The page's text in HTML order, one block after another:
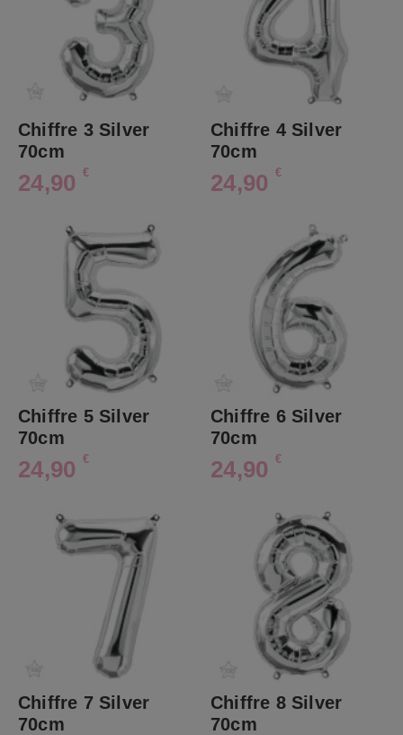
Chiffre 3 Silver
70cm
24,90 €
Chiffre 4 Silver
70cm
24,90 €
Chiffre 5 Silver
70cm
24,90 €
Chiffre 6 Silver
70cm
24,90 €
Chiffre 7 Silver
70cm
Chiffre 8 Silver
70cm